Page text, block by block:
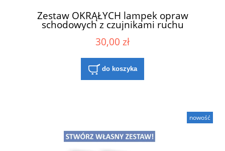
Zestaw OKRĄŁYCH lampek opraw
schodowych z czujnikami ruchu
30,00 zł
do koszyka
nowość